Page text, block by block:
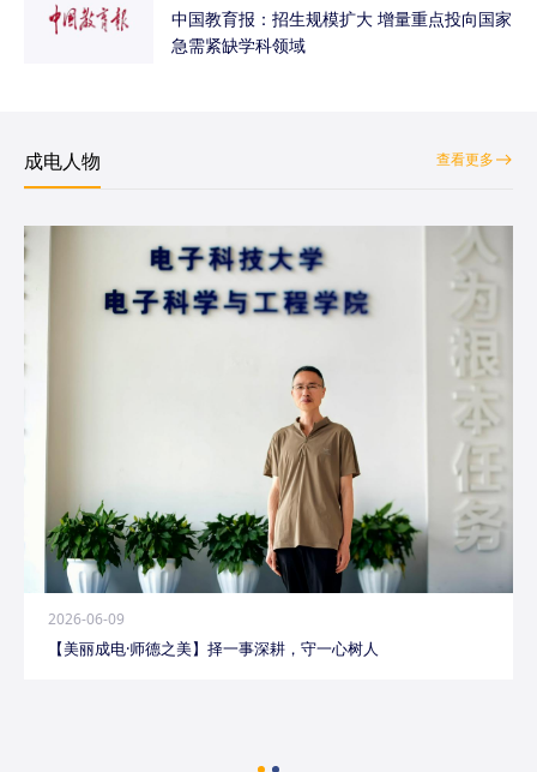
中国教育报：招生规模扩大 增量重点投向国家
急需紧缺学科领域
成电人物 查看更多
2026-06-09
【美丽成电·师德之美】择一事深耕，守一心树人